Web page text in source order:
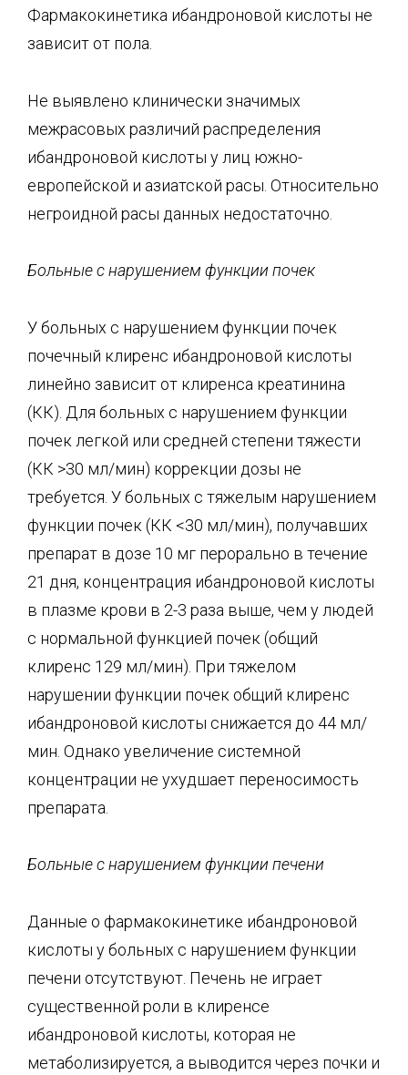
Фармакокинетика ибандроновой кислоты не
зависит от пола.
Не выявлено клинически значимых
межрасовых различий распределения
ибандроновой кислоты у лиц южно-
европейской и азиатской расы. Относительно
негроидной расы данных недостаточно.
Больные с нарушением функции почек
У больных с нарушением функции почек
почечный клиренс ибандроновой кислоты
линейно зависит от клиренса креатинина
(КК). Для больных с нарушением функции
почек легкой или средней степени тяжести
(КК >30 мл/мин) коррекции дозы не
требуется. У больных с тяжелым нарушением
функции почек (КК <30 мл/мин), получавших
препарат в дозе 10 мг перорально в течение
21 дня, концентрация ибандроновой кислоты
в плазме крови в 2-3 раза выше, чем у людей
с нормальной функцией почек (общий
клиренс 129 мл/мин). При тяжелом
нарушении функции почек общий клиренс
ибандроновой кислоты снижается до 44 мл/
мин. Однако увеличение системной
концентрации не ухудшает переносимость
препарата.
Больные с нарушением функции печени
Данные о фармакокинетике ибандроновой
кислоты у больных с нарушением функции
печени отсутствуют. Печень не играет
существенной роли в клиренсе
ибандроновой кислоты, которая не
метаболизируется, а выводится через почки и